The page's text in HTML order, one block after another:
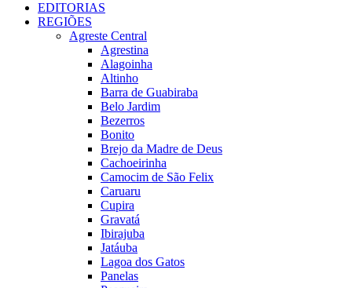
EDITORIAS
REGIÕES
Agreste Central
Agrestina
Alagoinha
Altinho
Barra de Guabiraba
Belo Jardim
Bezerros
Bonito
Brejo da Madre de Deus
Cachoeirinha
Camocim de São Felix
Caruaru
Cupira
Gravatá
Ibirajuba
Jatáuba
Lagoa dos Gatos
Panelas